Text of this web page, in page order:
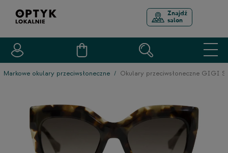
Znajdź
salon
Markowe okulary przeciwsłoneczne Okulary przeciwsłoneczne GIGI